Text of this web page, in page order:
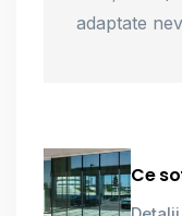
adaptate
Ce